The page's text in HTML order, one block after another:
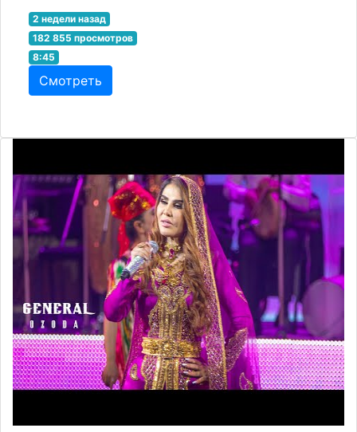
2 недели назад
182 855 просмотров
8:45
Смотреть